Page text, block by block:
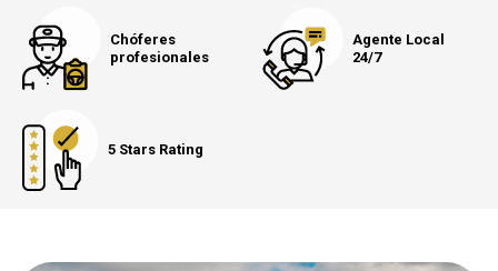
Chóferes
profesionales
Agente Local
24/7
5 Stars Rating